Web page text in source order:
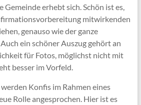
Gemeinde erhebt sich. Schön ist es,
mitwirkenden
genauso wie der ganze
ein schöner Auszug gehört an
für Fotos, möglichst nicht mit
besser im Vorfeld.
Konfis im Rahmen eines
Rolle angesprochen. Hier ist es